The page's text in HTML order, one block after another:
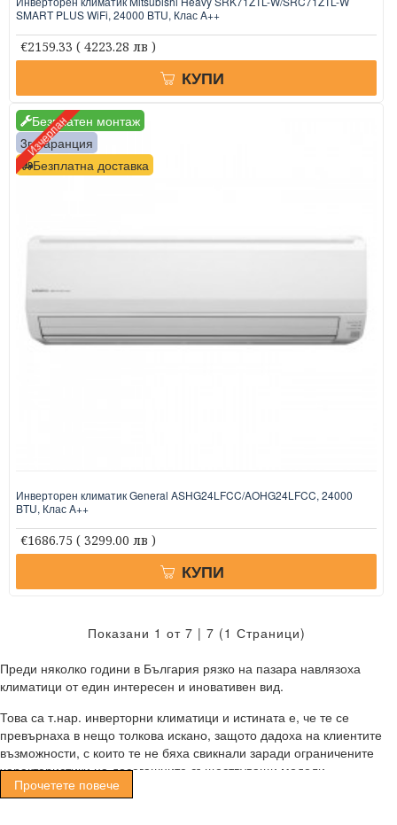
Преди няколко години в България рязко на пазара навлязоха
климатици от един интересен и иновативен вид.
Това са т.нар. инверторни климатици и истината е, че те се
превърнаха в нещо толкова искано, защото дадоха на клиентите
възможности, с които те не бяха свикнали заради ограничените
характеристики на досегашните съществуващи модели.
С употребата на такъв вид инверторен климатик, вие ще се
Прочетете повече
SMART PLUS WiFi, 24000 BTU, Клас A++
€2159.33 ( 4223.28 лв )
КУПИ
Безплатен монтаж
Безплатна доставка
3г. гаранция
Изчерпан
Инверторен климатик General ASHG24LFCC/AOHG24LFCC, 24000
BTU, Клас A++
€1686.75 ( 3299.00 лв )
КУПИ
Показани 1 от 7 | 7 (1 Страници)